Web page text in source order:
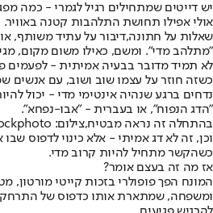
יש דייטים שמתחילים רגיל לגמרי - כמה
אולי אפילו תחושת התלהבות קטנה
שאלות על חתונה,דיבור על עתיד משותף,
"מתלהב מדי". ומשם, כאילו משום מקום,
לא תמיד מדובר בבעיה אמיתית - לפעמים
כשזה חוזר על עצמו שוב ושוב, עם אנשים
נדחים ברגע שנהיה אינטימי מדי - יכול
"הדג הנפוח", או בעברית - "אבו-נפחא".
בהתחלה זה נראה מבטיח,צילום: istockphoto
וכן, זה לא דג אמיתי - אלא כינוי לדפוס
כשהקשר מתחיל להיות קרוב מדי.
אז מה זה בעצם אומר?
המונח הפך פופולרי בזכות קייטי מורטון,
ומשפחה, שמתארת אותו כדפוס של